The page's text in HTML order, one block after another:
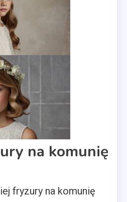
na komunię
fryzury na komunię